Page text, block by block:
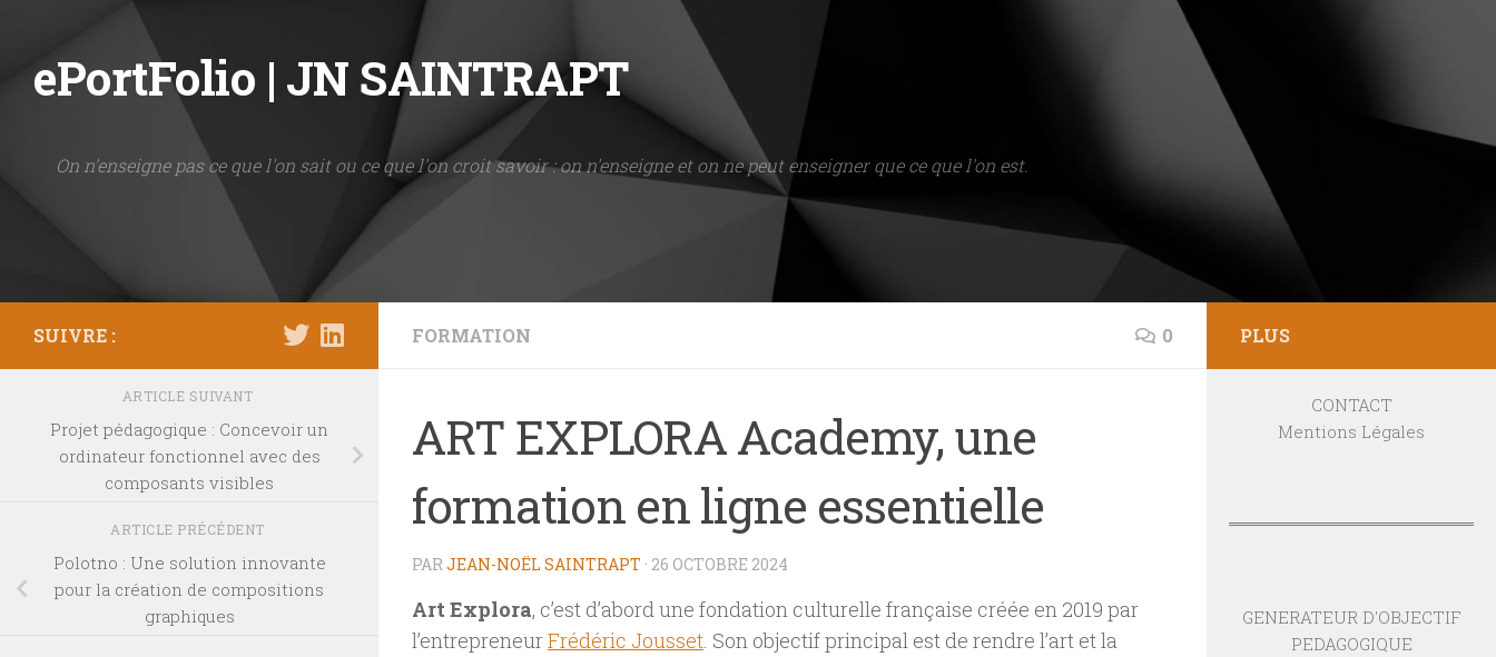
Skip to content
ePortFolio | JN SAINTRAPT
On n'enseigne pas ce que l'on sait ou ce que l'on croit savoir : on n'enseigne et on ne peut enseigner que ce que l'on est.
FORMATION 0
ART EXPLORA Academy, une
formation en ligne essentielle
PARJEAN-NOËL SAINTRAPT · 26 OCTOBRE 2024
Art Explora, c’est d’abord une fondation culturelle française créée en 2019 par
l’entrepreneurFrédéric Jousset. Son objectif principal est de rendre l’art et la
SUIVRE :
ARTICLE SUIVANT
Projet pédagogique : Concevoir un
ordinateur fonctionnel avec des
composants visibles
ARTICLE PRÉCÉDENT
Polotno : Une solution innovante
pour la création de compositions
graphiques
PLUS
CONTACT
Mentions Légales
GENERATEUR D'OBJECTIF
PEDAGOGIQUE